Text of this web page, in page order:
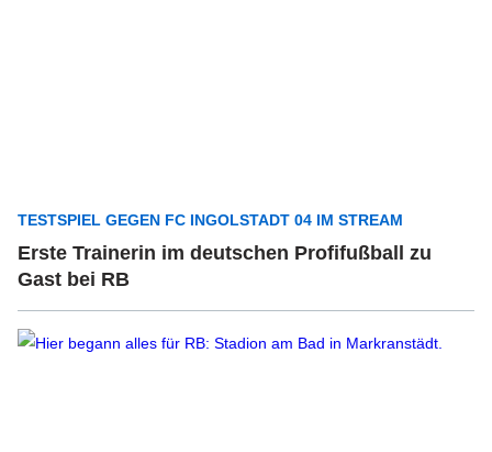
TESTSPIEL GEGEN FC INGOLSTADT 04 IM STREAM
Erste Trainerin im deutschen Profifußball zu
Gast bei RB